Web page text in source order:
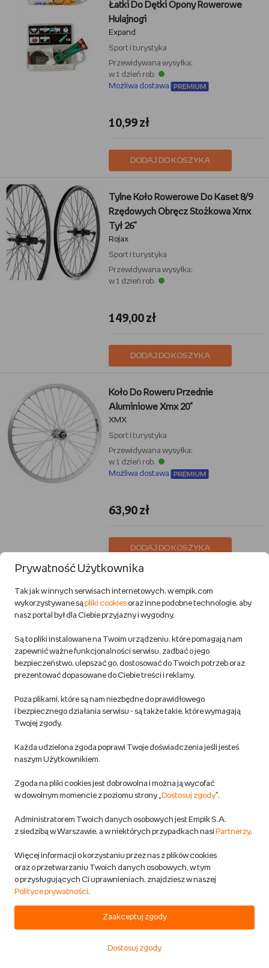
Łatki Do Dętki Opony Rowerowe
Hulajnogi
Expand
Sport i turystyka
Przewidywana wysyłka:
w 1 dzień rob.
Możliwa dostawa
10,99 zł
DODAJ DO KOSZYKA
Tylne Koło Rowerowe Do Kaset 8/9
Rzędowych Obręcz Stożkowa Xmx
Tył 26"
Rojax
Sport i turystyka
Przewidywana wysyłka:
w 1 dzień rob.
149,00 zł
DODAJ DO KOSZYKA
Koło Do Roweru Przednie
Aluminiowe Xmx 20"
XMX
Sport i turystyka
Przewidywana wysyłka:
w 1 dzień rob.
Możliwa dostawa
63,90 zł
DODAJ DO KOSZYKA
CORSA DPD22 700C ETRTO 622x17
TARCZA 6-ŚRUB OŚ QR9
Sport i turystyka
w 1 dzień rob.
249,00 zł
DODAJ DO KOSZYKA
Szprycha szprychy Pillar P14 2,0 mm
czarna 272 mm
Sport i turystyka
Możliwa dostawa
Prywatność Użytkownika
Tak jak w innych serwisach internetowych, w empik.com
wykorzystywane sąpliki cookiesoraz inne podobne technologie, aby
nasz portal był dla Ciebie przyjazny i wygodny.
Są to pliki instalowane na Twoim urządzeniu, które pomagają nam
zapewnić ważne funkcjonalności serwisu, zadbać o jego
bezpieczeństwo, ulepszać go, dostosować do Twoich potrzeb oraz
prezentować dopasowane do Ciebie treści i reklamy.
Poza plikami, które są nam niezbędne do prawidłowego
i bezpiecznego działania serwisu - są także takie, które wymagają
Twojej zgody.
Każda udzielona zgoda poprawi Twoje doświadczenia jeśli jesteś
naszym Użytkownikiem.
Zgoda na pliki cookies jest dobrowolna i można ją wycofać
w dowolnym momencie z poziomu strony „ Dostosuj zgody”.
Administratorem Twoich danych osobowych jest Empik S.A.
z siedzibą w Warszawie, a w niektórych przypadkach nasi Partnerzy.
Więcej informacji o korzystaniu przez nas z plików cookies
oraz o przetwarzaniu Twoich danych osobowych, w tym
o przysługujących Ci uprawnieniach, znajdziesz w naszej
Polityce prywatności.
Zaakceptuj zgody
Dostosuj zgody